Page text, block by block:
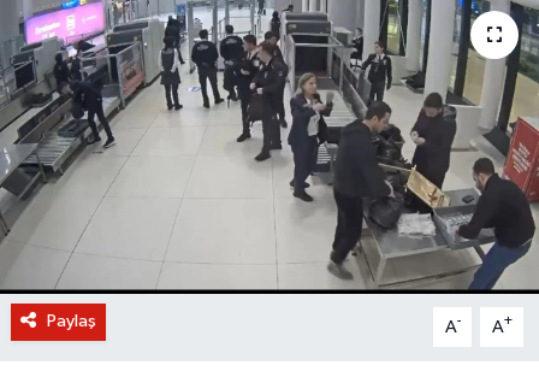
Paylaş A- A+
KURUMSAL